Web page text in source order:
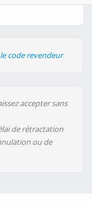
code revendeur
accepter sans
de rétractation
ou de